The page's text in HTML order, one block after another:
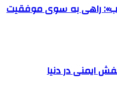
راهی به سوی موفقیت
ایمنی در دنیا